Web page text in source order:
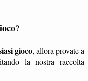
?
gioco, allora provate a
la nostra raccolta